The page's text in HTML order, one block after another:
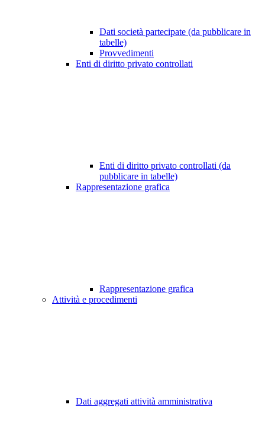
Dati società partecipate (da pubblicare in
tabelle)
Provvedimenti
Enti di diritto privato controllati
Enti di diritto privato controllati (da
pubblicare in tabelle)
Rappresentazione grafica
Rappresentazione grafica
Attività e procedimenti
Dati aggregati attività amministrativa